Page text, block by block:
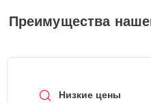
Преимущества
Низкие цены